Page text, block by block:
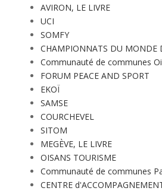
AVIRON, LE LIVRE
UCI
SOMFY
CHAMPIONNATS DU MONDE
Communauté de communes
FORUM PEACE AND SPORT
EKOÏ
SAMSE
COURCHEVEL
SITOM
MEGÈVE, LE LIVRE
OISANS TOURISME
Communauté de communes
CENTRE